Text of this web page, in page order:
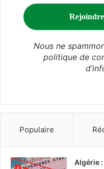
Nous ne
politique de
Populaire
Algérie